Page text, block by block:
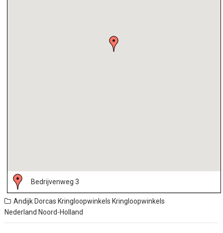
Bedrijvenweg 3
Andijk Dorcas Kringloopwinkels Kringloopwinkels
Nederland Noord-Holland